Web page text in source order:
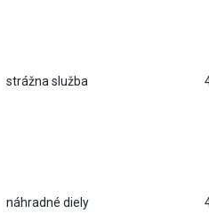
strážna služba
náhradné diely